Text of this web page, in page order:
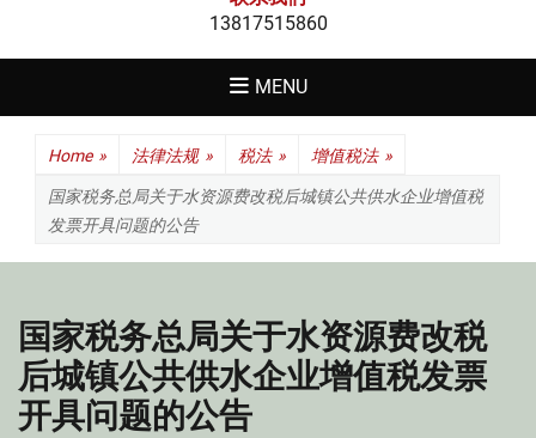
13817515860
MENU
Home » 法律法规 » 税法 » 增值税法 »
国家税务总局关于水资源费改税后城镇公共供水企业增值税
发票开具问题的公告
国家税务总局关于水资源费改税
后城镇公共供水企业增值税发票
开具问题的公告